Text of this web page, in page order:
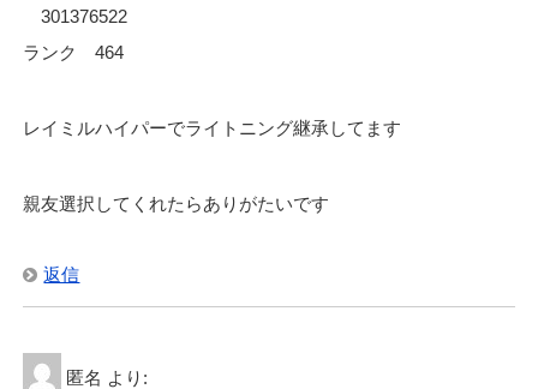
301376522
ランク 464
レイミルハイパーでライトニング継承してます
親友選択してくれたらありがたいです
返信
匿名 より: